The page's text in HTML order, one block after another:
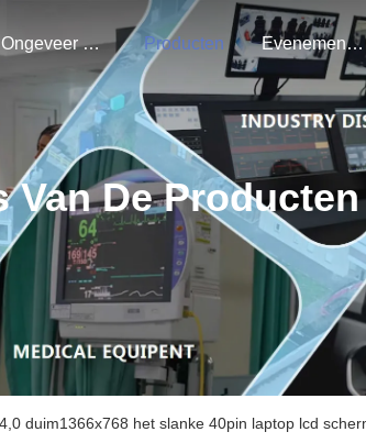
Ongeveer Ons Producten Evenementen
Van De Producten
duim1366x768 het slanke 40pin laptop lcd